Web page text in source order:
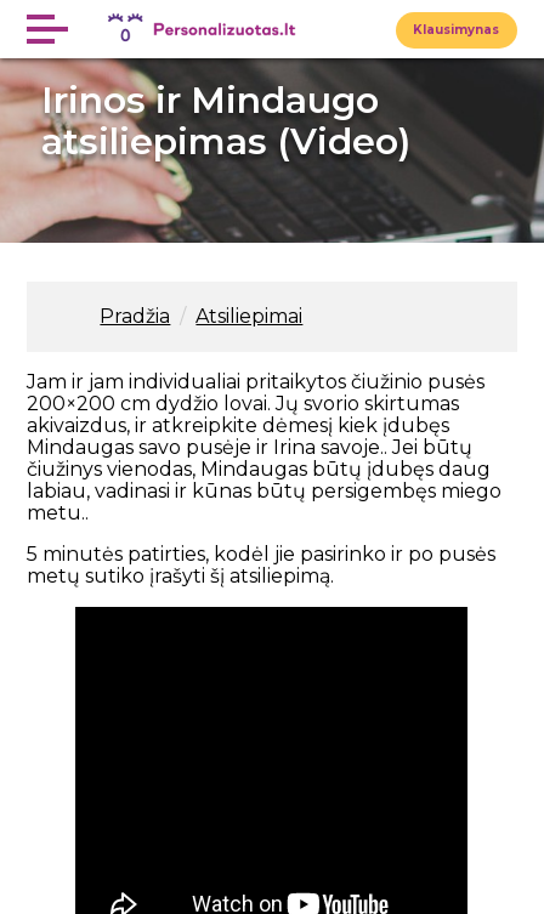
Klausimynas
Irinos ir Mindaugo
atsiliepimas (Video)
Pradžia / Atsiliepimai
Jam ir jam individualiai pritaikytos čiužinio pusės
200×200 cm dydžio lovai. Jų svorio skirtumas
akivaizdus, ir atkreipkite dėmesį kiek įdubęs
Mindaugas savo pusėje ir Irina savoje.. Jei būtų
čiužinys vienodas, Mindaugas būtų įdubęs daug
labiau, vadinasi ir kūnas būtų persigembęs miego
metu..
5 minutės patirties, kodėl jie pasirinko ir po pusės
metų sutiko įrašyti šį atsiliepimą.